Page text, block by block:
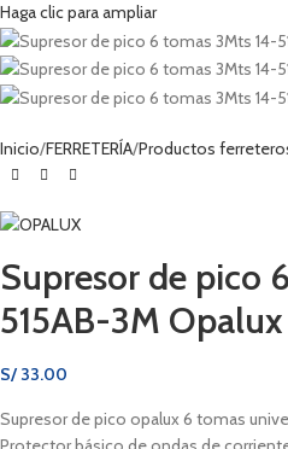
Haga clic para ampliar
Inicio FERRETERÍA Productos
Supresor de pico
515AB-3M Opalux
S/ 33.00
Supresor de pico opalux 6 tomas